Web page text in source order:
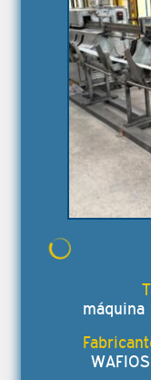
WAFIOS